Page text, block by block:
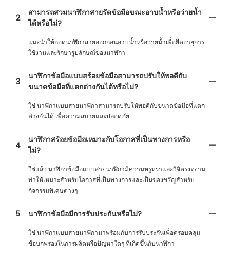
2
สามารถสวมนาฬิกาสายรัดข้อมือขณะอาบน้ำหรือว่ายน้ำ
ได้หรือไม่?
แนะนำให้ถอดนาฬิกาสายออกก่อนอาบน้ำหรือว่ายน้ำเพื่อยืดอายุการ
ใช้งานและรักษารูปลักษณ์ของนาฬิกา
3
นาฬิกาข้อมือแบบสร้อยข้อมือสามารถปรับให้พอดีกับ
ขนาดข้อมือที่แตกต่างกันได้หรือไม่?
ใช่ นาฬิกาแบบสายนาฬิกาสามารถปรับให้พอดีกับขนาดข้อมือที่แตก
ต่างกันได้ เพื่อความสบายและปลอดภัย
4
นาฬิกาสร้อยข้อมือเหมาะกับโอกาสที่เป็นทางการหรือ
ไม่?
ใช่แล้ว นาฬิกาข้อมือแบบสายนาฬิกามีความหรูหราและวิจิตรงดงาม
ทำให้เหมาะสำหรับโอกาสที่เป็นทางการและเป็นของขวัญสำหรับ
กิจกรรมพิเศษต่างๆ
5 นาฬิกาข้อมือมีการรับประกันหรือไม่?
ใช่ นาฬิกาแบบสายนาฬิกามาพร้อมกับการรับประกันเพื่อครอบคลุม
ข้อบกพร่องในการผลิตหรือปัญหาใดๆ ที่เกิดขึ้นกับนาฬิกา